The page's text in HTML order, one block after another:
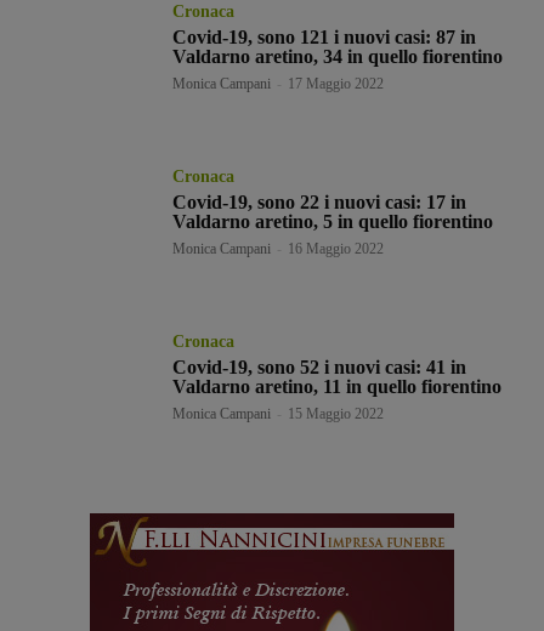
Cronaca
Covid-19, sono 121 i nuovi casi: 87 in
Valdarno aretino, 34 in quello fiorentino
Monica Campani 17 Maggio 2022
Cronaca
Covid-19, sono 22 i nuovi casi: 17 in
Valdarno aretino, 5 in quello fiorentino
Monica Campani 16 Maggio 2022
Cronaca
Covid-19, sono 52 i nuovi casi: 41 in
Valdarno aretino, 11 in quello fiorentino
Monica Campani 15 Maggio 2022